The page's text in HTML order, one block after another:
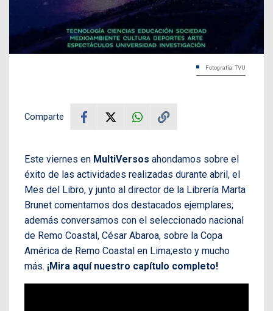
Fotografía: TVU
Comparte
Este viernes en MultiVersos ahondamos sobre el
éxito de las actividades realizadas durante abril, el
Mes del Libro, y junto al director de la Librería Marta
Brunet comentamos dos destacados ejemplares;
además conversamos con el seleccionado nacional
de Remo Coastal, César Abaroa, sobre la Copa
América de Remo Coastal en Lima;esto y mucho
más. ¡Mira aquí nuestro capítulo completo!